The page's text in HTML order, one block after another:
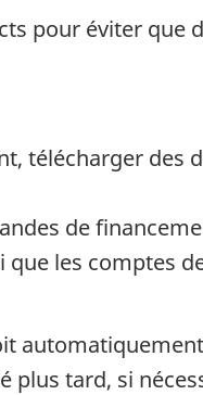
pour éviter que
télécharger des
de
les comptes
plus tard, si